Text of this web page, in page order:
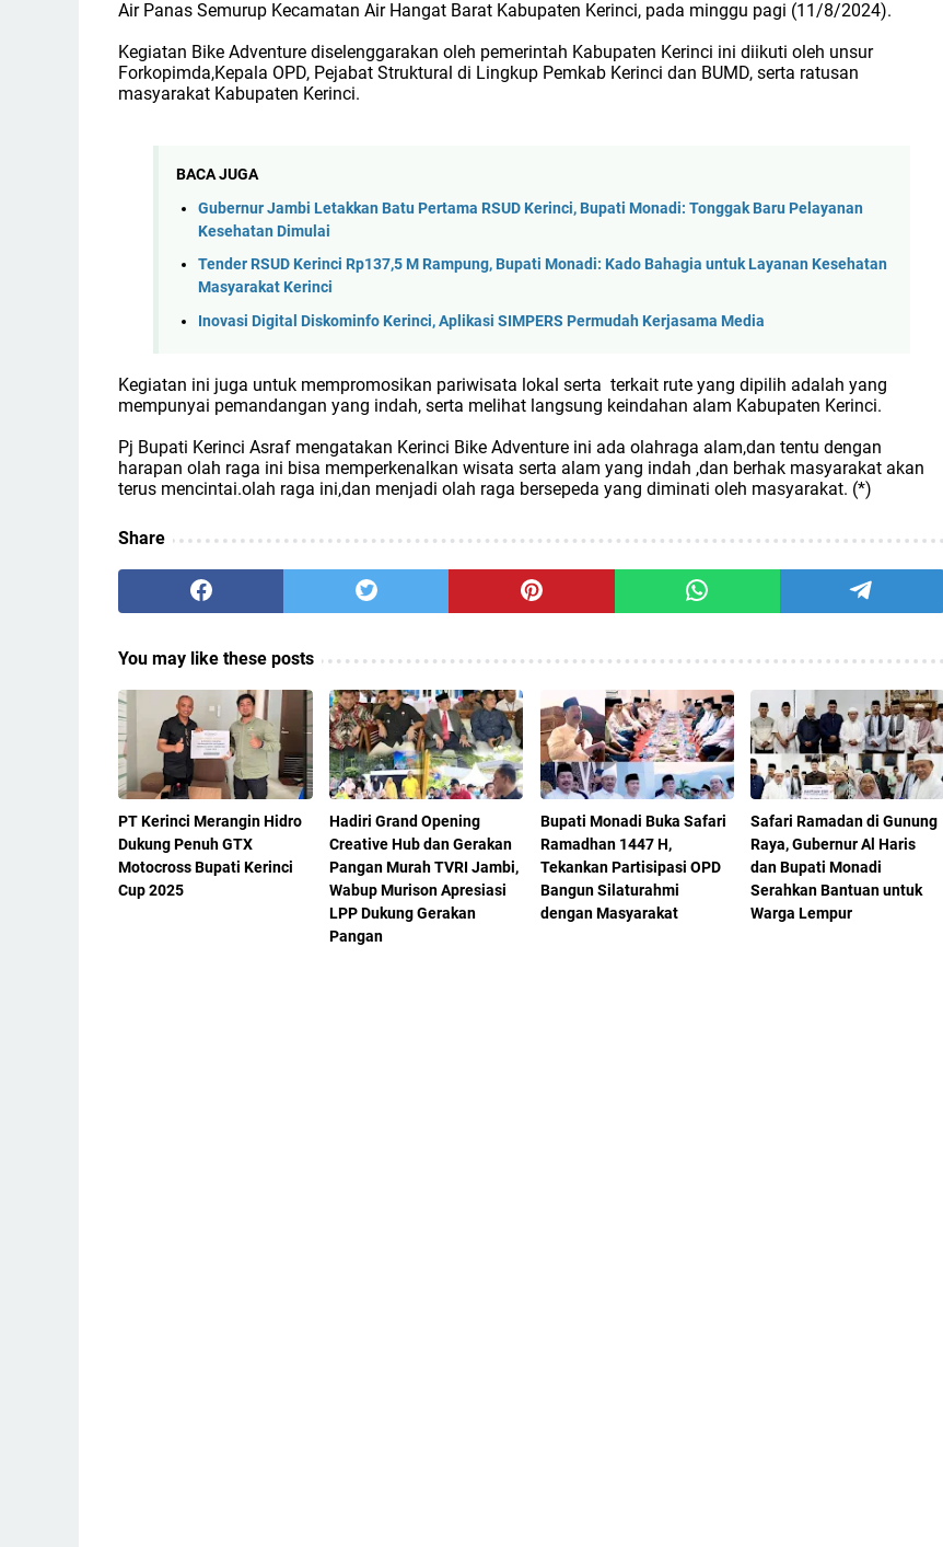
Air Panas Semurup Kecamatan Air Hangat Barat Kabupaten Kerinci, pada minggu pagi (11/8/2024).
Kegiatan Bike Adventure diselenggarakan oleh pemerintah Kabupaten Kerinci ini diikuti oleh unsur
Forkopimda,Kepala OPD, Pejabat Struktural di Lingkup Pemkab Kerinci dan BUMD, serta ratusan
masyarakat Kabupaten Kerinci.
BACA JUGA
Gubernur Jambi Letakkan Batu Pertama RSUD Kerinci, Bupati Monadi: Tonggak Baru Pelayanan
Kesehatan Dimulai
Tender RSUD Kerinci Rp137,5 M Rampung, Bupati Monadi: Kado Bahagia untuk Layanan Kesehatan
Masyarakat Kerinci
Inovasi Digital Diskominfo Kerinci, Aplikasi SIMPERS Permudah Kerjasama Media
Kegiatan ini juga untuk mempromosikan pariwisata lokal serta terkait rute yang dipilih adalah yang
mempunyai pemandangan yang indah, serta melihat langsung keindahan alam Kabupaten Kerinci.
Pj Bupati Kerinci Asraf mengatakan Kerinci Bike Adventure ini ada olahraga alam,dan tentu dengan
harapan olah raga ini bisa memperkenalkan wisata serta alam yang indah ,dan berhak masyarakat akan
terus mencintai.olah raga ini,dan menjadi olah raga bersepeda yang diminati oleh masyarakat. (*)
Share
You may like these posts
PT Kerinci Merangin Hidro
Dukung Penuh GTX
Motocross Bupati Kerinci
Cup 2025
Hadiri Grand Opening
Creative Hub dan Gerakan
Pangan Murah TVRI Jambi,
Wabup Murison Apresiasi
LPP Dukung Gerakan
Pangan
Bupati Monadi Buka Safari
Ramadhan 1447 H,
Tekankan Partisipasi OPD
Bangun Silaturahmi
dengan Masyarakat
Safari Ramadan di Gunung
Raya, Gubernur Al Haris
dan Bupati Monadi
Serahkan Bantuan untuk
Warga Lempur